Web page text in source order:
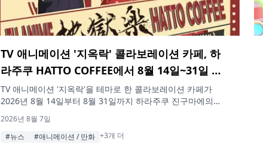
TV 애니메이션 '지옥락' 콜라보레이션 카페, 하
라주쿠 HATTO COFFEE에서 8월 14일~31일 개
최
TV 애니메이션 '지옥락'을 테마로 한 콜라보레이션 카페가
2026년 8월 14일부터 8월 31일까지 하라주쿠 진구마에의
널 음식과 음료를 비롯해 한정판 굿즈 선행 판매도 진행될 예
정입니다.
2026년 8월 7일
#뉴스
#애니메이션 / 만화 +3개 더